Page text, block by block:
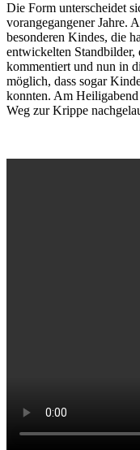
Die Form unterscheidet
vorangegangener Jahre.
besonderen Kindes, die
entwickelten
kommentiert und nun in
möglich, dass sogar
konnten. Am
Weg zur Krippe